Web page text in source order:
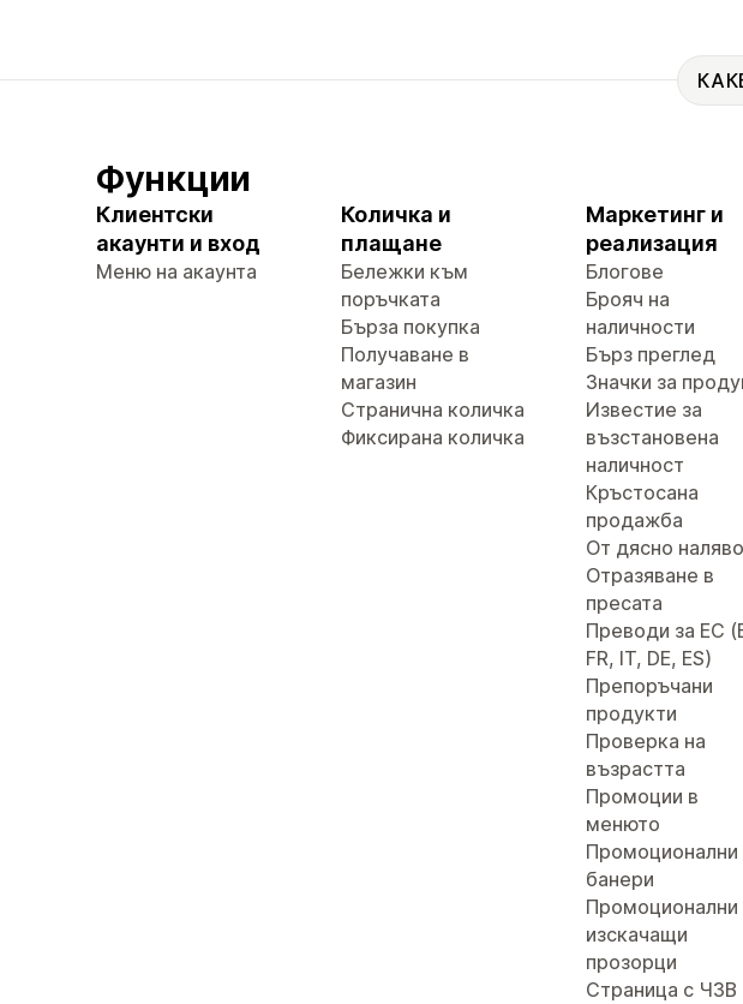
Функции
Клиентски
акаунти и вход
Меню на акаунта
Количка и
плащане
Бележки към
поръчката
Бърза покупка
Получаване в
магазин
Странична количка
Фиксирана количка
Маркетинг и
реализация
Блогове
Брояч на
наличности
Бърз преглед
Значки за
Известие за
възстановена
наличност
Кръстосана
продажба
От дясно наляво
Отразяване в
пресата
Преводи за ЕС
FR, IT, DE, ES)
Препоръчани
продукти
Проверка на
възрастта
Промоции в
менюто
Промоционални
банери
Промоционални
изскачащи
прозорци
Страница с ЧЗВ